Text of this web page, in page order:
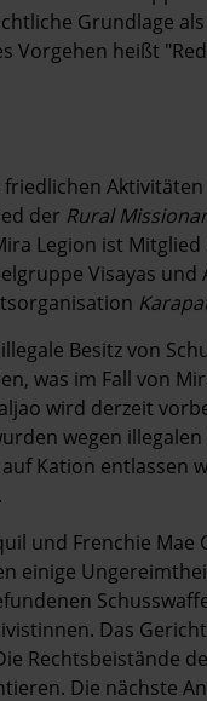
Grundlage
Vorgehen heißt
der Rural
Legion ist Mitglied
Visayas
Besitz von
was im Fall von
wird derzeit
wegen
Kation entlassen
und Frenchie
einige
Das
Rechtsbeistände
Die nächste